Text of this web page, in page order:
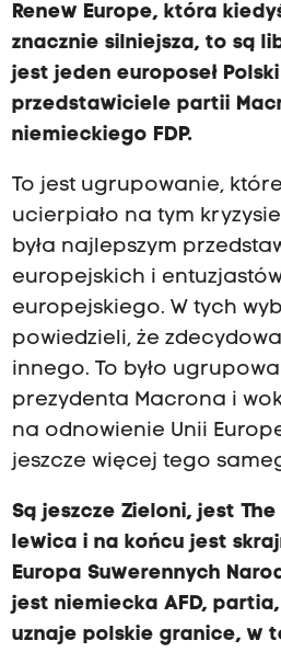
Renew Europe, która
znacznie silniejsza, to są
jest jeden europoseł
przedstawiciele partii
niemieckiego FDP.
To jest ugrupowanie,
ucierpiało na tym
była najlepszym
europejskich i
europejskiego. W tych
powiedzieli, że
innego. To było
prezydenta Macrona i
na odnowienie Unii
jeszcze więcej tego
Są jeszcze Zieloni, jest
lewica i na końcu jest
Europa Suwerennych
jest niemiecka AFD,
uznaje polskie granice, w